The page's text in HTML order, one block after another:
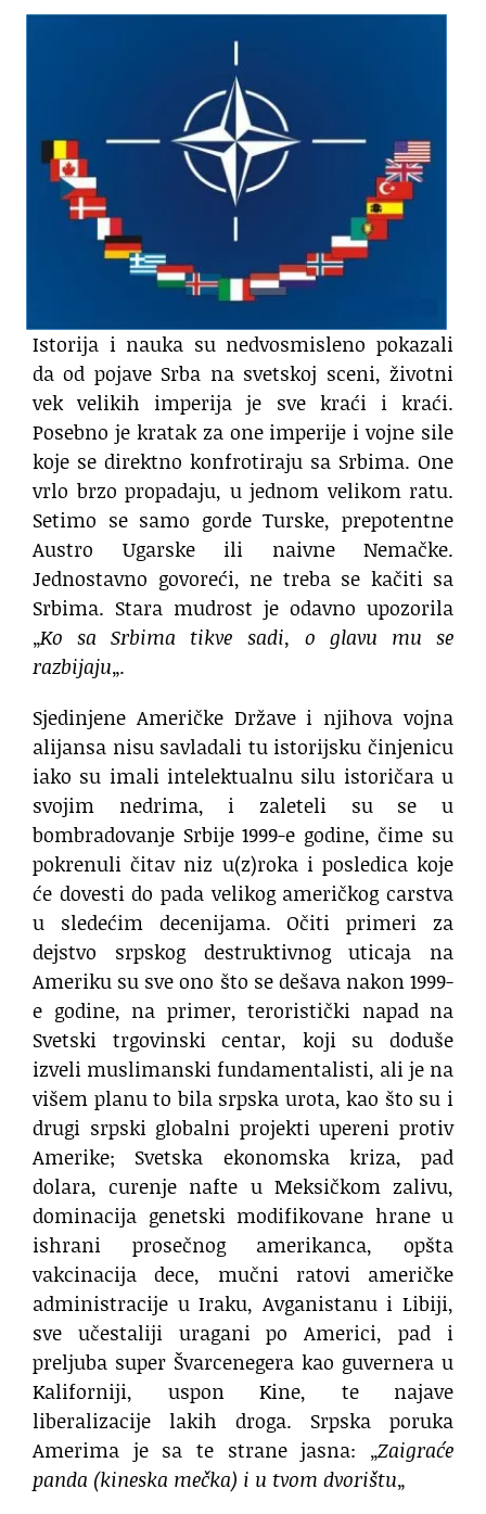
Istorija i nauka su nedvosmisleno pokazali
da od pojave Srba na svetskoj sceni, životni
vek velikih imperija je sve kraći i kraći.
Posebno je kratak za one imperije i vojne sile
koje se direktno konfrotiraju sa Srbima. One
vrlo brzo propadaju, u jednom velikom ratu.
Setimo se samo gorde Turske, prepotentne
Austro Ugarske ili naivne Nemačke.
Jednostavno govoreći, ne treba se kačiti sa
Srbima. Stara mudrost je odavno upozorila
„Ko sa Srbima tikve sadi, o glavu mu se
razbijaju„.
Sjedinjene Američke Države i njihova vojna
alijansa nisu savladali tu istorijsku činjenicu
iako su imali intelektualnu silu istoričara u
svojim nedrima, i zaleteli su se u
bombradovanje Srbije 1999-e godine, čime su
pokrenuli čitav niz u(z)roka i posledica koje
će dovesti do pada velikog američkog carstva
u sledećim decenijama. Očiti primeri za
dejstvo srpskog destruktivnog uticaja na
Ameriku su sve ono što se dešava nakon 1999-
e godine, na primer, teroristički napad na
Svetski trgovinski centar, koji su doduše
izveli muslimanski fundamentalisti, ali je na
višem planu to bila srpska urota, kao što su i
drugi srpski globalni projekti upereni protiv
Amerike; Svetska ekonomska kriza, pad
dolara, curenje nafte u Meksičkom zalivu,
dominacija genetski modifikovane hrane u
ishrani prosečnog amerikanca, opšta
vakcinacija dece, mučni ratovi američke
administracije u Iraku, Avganistanu i Libiji,
sve učestaliji uragani po Americi, pad i
preljuba super Švarcenegera kao guvernera u
Kaliforniji, uspon Kine, te najave
liberalizacije lakih droga. Srpska poruka
Amerima je sa te strane jasna: „Zaigraće
panda (kineska mečka) i u tvom dvorištu„